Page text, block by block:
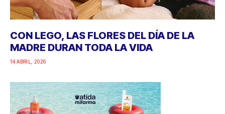
CON LEGO, LAS FLORES DEL DÍA DE LA
MADRE DURAN TODA LA VIDA
14 ABRIL, 2026